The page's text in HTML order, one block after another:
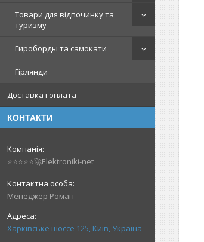
Товари для відпочинку та
туризму
Гироборды та самокати
Гірлянди
Доставка і оплата
КОНТАКТИ
⭐⭐⭐⭐⭐🚀Elektroniki-net
Менеджер Роман
Харківське шоссе 125, Київ, Україна